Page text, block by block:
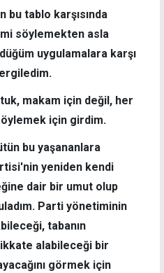
bu tablo karşısında
söylemekten asla
uygulamalara karşı
makam için değil, her
için girdim.
bu yaşananlara
yeniden kendi
dair bir umut olup
Parti yönetiminin
tabanın
alabileceği bir
görmek için